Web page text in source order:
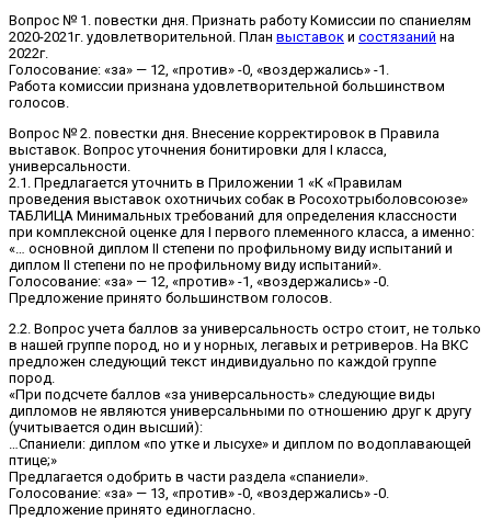
Вопрос № 1. повестки дня. Признать работу Комиссии по спаниелям
2020-2021г. удовлетворительной. План выставок и состязаний на
2022г.
Голосование: «за» — 12, «против» -0, «воздержались» -1.
Работа комиссии признана удовлетворительной большинством
голосов.
Вопрос № 2. повестки дня. Внесение корректировок в Правила
выставок. Вопрос уточнения бонитировки для I класса,
универсальности.
2.1. Предлагается уточнить в Приложении 1 «К «Правилам
проведения выставок охотничьих собак в Росохотрыболовсоюзе»
ТАБЛИЦА Минимальных требований для определения классности
при комплексной оценке для I первого племенного класса, а именно:
«… основной диплом II степени по профильному виду испытаний и
диплом II степени по не профильному виду испытаний».
Голосование: «за» — 12, «против» -1, «воздержались» -0.
Предложение принято большинством голосов.
2.2. Вопрос учета баллов за универсальность остро стоит, не только
в нашей группе пород, но и у норных, легавых и ретриверов. На ВКС
предложен следующий текст индивидуально по каждой группе
пород.
«При подсчете баллов «за универсальность» следующие виды
дипломов не являются универсальными по отношению друг к другу
(учитывается один высший):
…Спаниели: диплом «по утке и лысухе» и диплом по водоплавающей
птице;»
Предлагается одобрить в части раздела «спаниели».
Голосование: «за» — 13, «против» -0, «воздержались» -0.
Предложение принято единогласно.